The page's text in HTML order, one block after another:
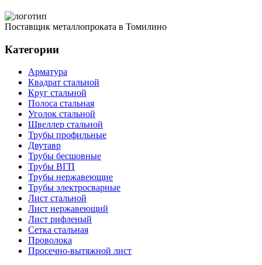
Поставщик металлопроката в Томилино
Категории
Арматура
Квадрат стальной
Круг стальной
Полоса стальная
Уголок стальной
Швеллер стальной
Трубы профильные
Двутавр
Трубы бесшовные
Трубы ВГП
Трубы нержавеющие
Трубы электросварные
Лист стальной
Лист нержавеющий
Лист рифленый
Сетка стальная
Проволока
Просечно-вытяжной лист